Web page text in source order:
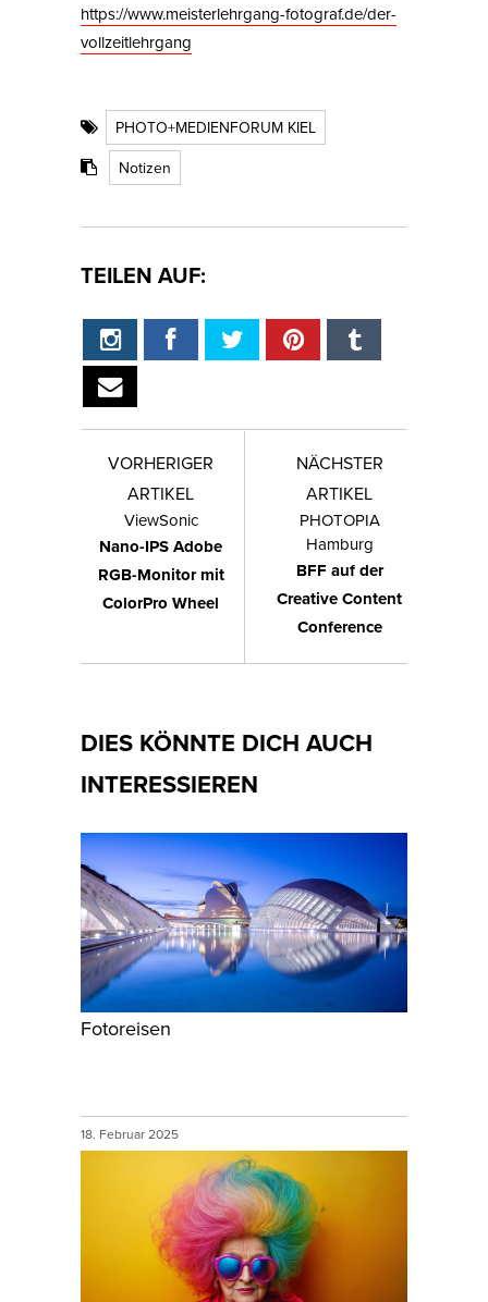
https://www.meisterlehrgang-fotograf.de/der-
vollzeitlehrgang
PHOTO+MEDIENFORUM KIEL
Notizen
TEILEN AUF:
VORHERIGER
ARTIKEL
ViewSonic
Nano-IPS Adobe
RGB-Monitor mit
ColorPro Wheel
NÄCHSTER
ARTIKEL
PHOTOPIA
Hamburg
BFF auf der
Creative Content
Conference
DIES KÖNNTE DICH AUCH
INTERESSIEREN
Fotoreisen
18. Februar 2025